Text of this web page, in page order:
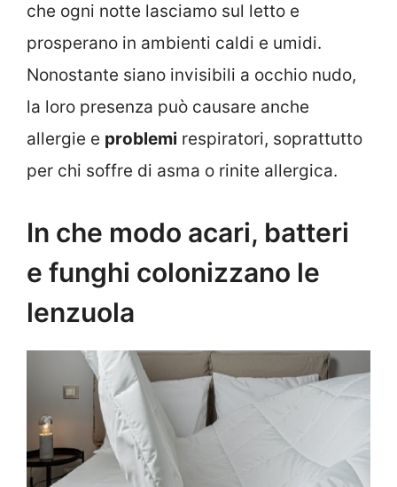
che ogni notte lasciamo sul letto e
prosperano in ambienti caldi e umidi.
Nonostante siano invisibili a occhio nudo,
la loro presenza può causare anche
allergie e problemi respiratori, soprattutto
per chi soffre di asma o rinite allergica.
In che modo acari, batteri
e funghi colonizzano le
lenzuola